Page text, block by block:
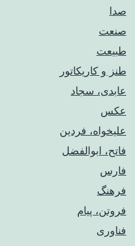
صدا
صنعت
طبیعت
طنز و کاریکاتور
عابدی، سجاد
عکس
علیخواه، فردین
فاتح، ابوالفضل
فارس
فرهنگ
فروتن، پیام
فناوری